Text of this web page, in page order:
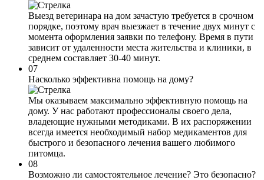
Выезд ветеринара на дом зачастую требуется в срочном
порядке, поэтому врач выезжает в течение двух минут с
момента оформления заявки по телефону. Время в пути
зависит от удаленности места жительства и клиники, в
среднем составляет 30-40 минут.
07
Насколько эффективна помощь на дому?
Мы оказываем максимально эффективную помощь на
дому. У нас работают профессионалы своего дела,
владеющие нужными методиками. В их распоряжении
всегда имеется необходимый набор медикаментов для
быстрого и безопасного лечения вашего любимого
питомца.
08
Возможно ли самостоятельное лечение? Это безопасно?